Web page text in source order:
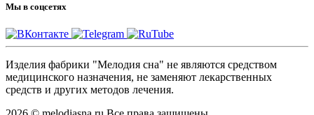
Мы в соцсетях
Изделия фабрики "Мелодия сна" не являются средством
медицинского назначения, не заменяют лекарственных
средств и других методов лечения.